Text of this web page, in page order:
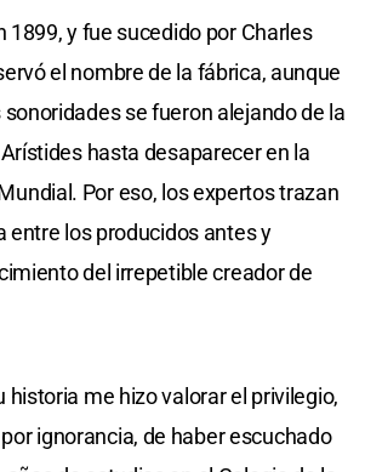
1899, y fue sucedido por Charles
el nombre de la fábrica, aunque
se fueron alejando de la
hasta desaparecer en la
Por eso, los expertos trazan
entre los producidos antes y
del irrepetible creador de
historia me hizo valorar el privilegio,
ignorancia, de haber escuchado